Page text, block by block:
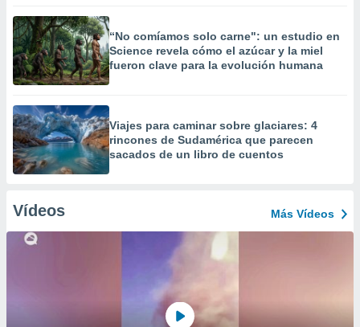
“No comíamos solo carne": un estudio en
Science revela cómo el azúcar y la miel
fueron clave para la evolución humana
Viajes para caminar sobre glaciares: 4
rincones de Sudamérica que parecen
sacados de un libro de cuentos
Vídeos Más Vídeos